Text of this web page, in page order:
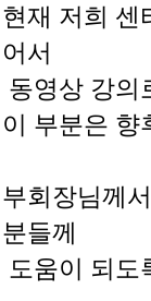
현재 저희 센
어서
동영상 강의
이 부분은 향
부회장님께
분들께
도움이 되도